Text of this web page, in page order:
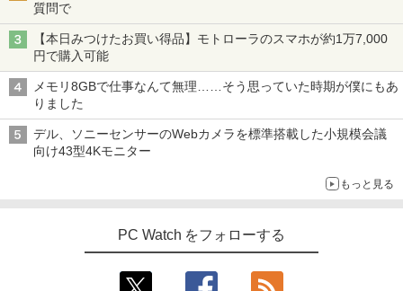
質問で
【本日みつけたお買い得品】モトローラのスマホが約1万7,000
円で購入可能
メモリ8GBで仕事なんて無理……そう思っていた時期が僕にもあ
りました
デル、ソニーセンサーのWebカメラを標準搭載した小規模会議
向け43型4Kモニター
もっと見る
PC Watch をフォローする